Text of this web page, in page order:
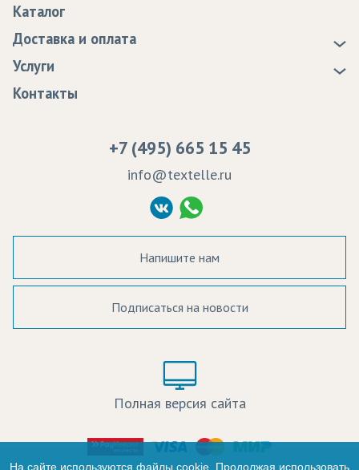
Статьи
Программа лояльности
Сертификаты качества
Судебные решения
Политика Конфиденциальности
Согласие на обработку ПД
Каталог
Доставка и оплата
Доставка
Оплата
Услуги
Образцы
Контакты
+7 (495) 665 15 45
info@textelle.ru
Напишите нам
Подписаться на новости
Полная версия сайта
-
На сайте используются файлы cookie. Продолжая использовать